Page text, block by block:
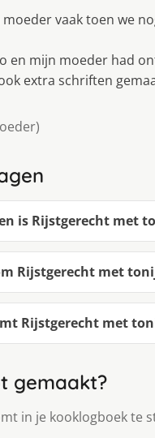
vaak toen we
en mijn moeder had
extra schriften
is Rijstgerecht met
Rijstgerecht met
Rijstgerecht met
gemaakt?
in je kooklogboek te